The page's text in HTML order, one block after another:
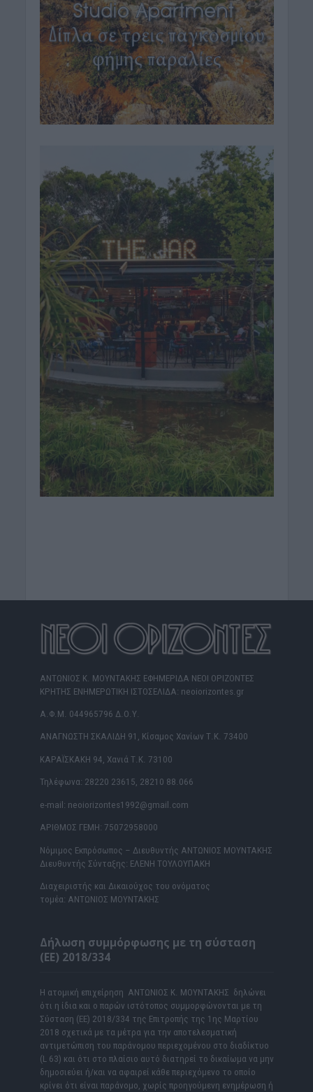
ΑΝΤΩΝΙΟΣ Κ. ΜΟΥΝΤΑΚΗΣ ΕΦΗΜΕΡΙΔΑ ΝΕΟΙ ΟΡΙΖΟΝΤΕΣ
ΚΡΗΤΗΣ ΕΝΗΜΕΡΩΤΙΚΗ ΙΣΤΟΣΕΛΙΔΑ: neoiorizontes.gr
Α.Φ.Μ. 044965796 Δ.Ο.Υ.
ΑΝΑΓΝΩΣΤΗ ΣΚΑΛΙΔΗ 91, Κίσαμος Χανίων Τ.Κ. 73400
ΚΑΡΑΪΣΚΑΚΗ 94, Χανιά Τ.Κ. 73100
Τηλέφωνα: 28220 23615, 28210 88.066
e-mail: neoiorizontes1992@gmail.com
ΑΡΙΘΜΟΣ ΓΕΜΗ: 75072958000
Νόμιμος Εκπρόσωπος – Διευθυντής ΑΝΤΩΝΙΟΣ ΜΟΥΝΤΑΚΗΣ
Διευθυντής Σύνταξης: ΕΛΕΝΗ ΤΟΥΛΟΥΠΑΚΗ
Διαχειριστής και Δικαιούχος του ονόματος
τομέα: ΑΝΤΩΝΙΟΣ ΜΟΥΝΤΑΚΗΣ
Δήλωση συμμόρφωσης με τη σύσταση
(ΕΕ) 2018/334
Η ατομική επιχείρηση ΑΝΤΩΝΙΟΣ Κ. ΜΟΥΝΤΑΚΗΣ δηλώνει
ότι η ίδια και ο παρών ιστότοπος συμμορφώνονται με τη
Σύσταση (ΕΕ) 2018/334 της Επιτροπής της 1ης Μαρτίου
2018 σχετικά με τα μέτρα για την αποτελεσματική
αντιμετώπιση του παράνομου περιεχομένου στο διαδίκτυο
(L 63) και ότι στο πλαίσιο αυτό διατηρεί το δικαίωμα να μην
δημοσιεύει ή/και να αφαιρεί κάθε περιεχόμενο το οποίο
κρίνει ότι είναι παράνομο, χωρίς προηγούμενη ενημέρωση ή